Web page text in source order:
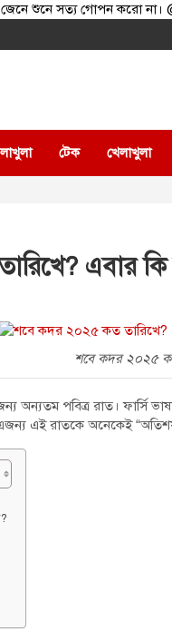
জেনে শুনে সত্য গোপন করো
টেক খেলাখুলা
এবার
শবে কদর ২০২৫
পবিত্র রাত। ফার্সি
এই রাতকে অনেকেই “অতিশয়